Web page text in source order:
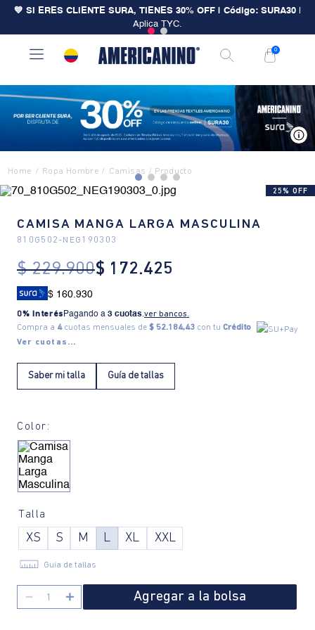
💙 SI ERES CLIENTE SURA, TIENES 30% OFF | Código: SURA30
Aplica TYC.
0
Ropa Hombre Camisas
25% OFF
CAMISA MANGA LARGA MASCULINA
810G502- NEG190303
$ 229.900$ 172.425
$ 160.930
0% Interés Pagando a 3 cuotas.ver bancos.
Compra a 4cuotas mensuales de $ 52.184,43 con tu Crédito
Ver cuotas...
Saber mi talla Guía de tallas
Color:
Talla
XS S M L XL XXL
Guía de tallas
＋
－ Agregar a la bolsa